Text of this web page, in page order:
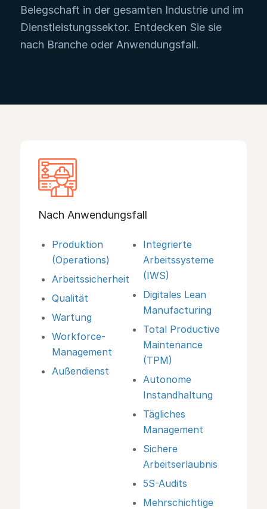
Belegschaft in der gesamten Industrie und im
Dienstleistungssektor. Entdecken Sie sie
nach Branche oder Anwendungsfall.
Nach Anwendungsfall
Produktion
(Operations)
Arbeitssicherheit
Qualität
Wartung
Workforce-
Management
Außendienst
Integrierte
Arbeitssysteme
(IWS)
Digitales Lean
Manufacturing
Total Productive
Maintenance
(TPM)
Autonome
Instandhaltung
Tägliches
Management
Sichere
Arbeitserlaubnis
5S-Audits
Mehrschichtige